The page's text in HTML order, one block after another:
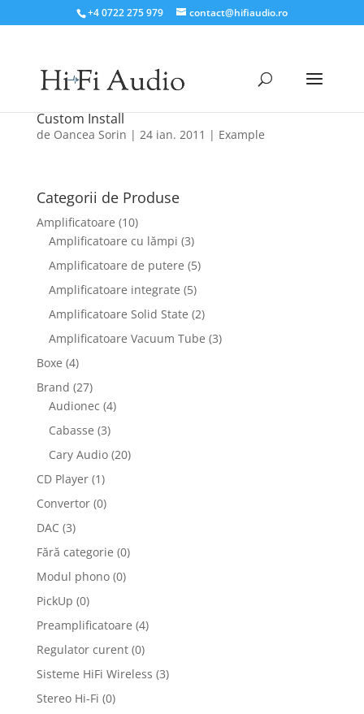
+4 0722 275 979 contact@hifiaudio.ro
Custom Install
de Oancea Sorin | 24 ian. 2011 | Example
Categorii de Produse
Amplificatoare (10)
Amplificatoare cu lămpi (3)
Amplificatoare de putere (5)
Amplificatoare integrate (5)
Amplificatoare Solid State (2)
Amplificatoare Vacuum Tube (3)
Boxe (4)
Brand (27)
Audionec (4)
Cabasse (3)
Cary Audio (20)
CD Player (1)
Convertor (0)
DAC (3)
Fără categorie (0)
Modul phono (0)
PickUp (0)
Preamplificatoare (4)
Regulator curent (0)
Sisteme HiFi Wireless (3)
Stereo Hi-Fi (0)